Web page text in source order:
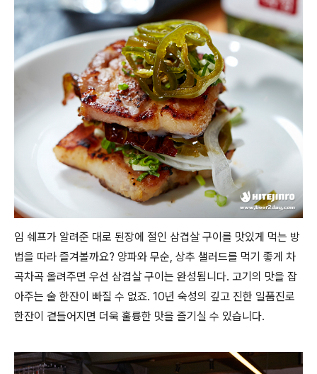
임 쉐프가 알려준 대로 된장에 절인 삼겹살 구이를 맛있게 먹는 방
법을 따라 즐겨볼까요? 양파와 무순, 상추 샐러드를 먹기 좋게 차
곡차곡 올려주면 우선 삼겹살 구이는 완성됩니다. 고기의 맛을 잡
아주는 술 한잔이 빠질 수 없죠. 10년 숙성의 깊고 진한 일품진로
한잔이 곁들어지면 더욱 훌륭한 맛을 즐기실 수 있습니다.